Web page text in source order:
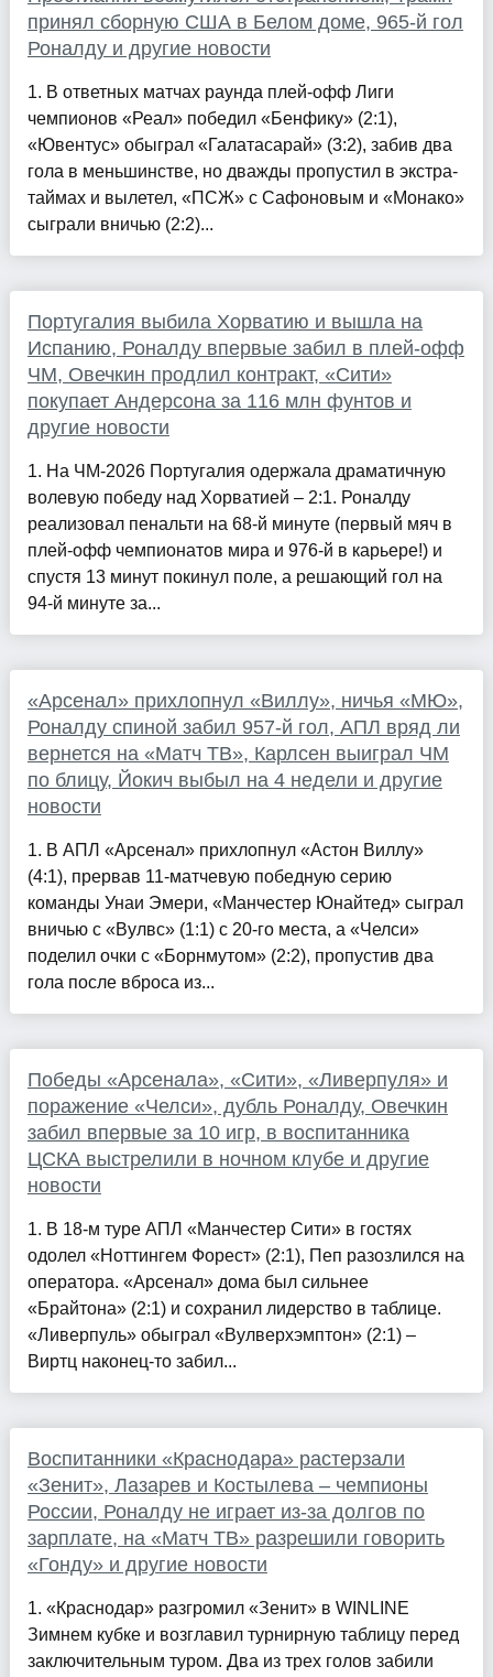
принял сборную США в Белом доме, 965-й гол
Роналду и другие новости
1. В ответных матчах раунда плей-офф Лиги
чемпионов «Реал» победил «Бенфику» (2:1),
«Ювентус» обыграл «Галатасарай» (3:2), забив два
гола в меньшинстве, но дважды пропустил в экстра-
таймах и вылетел, «ПСЖ» с Сафоновым и «Монако»
сыграли вничью (2:2)...
Португалия выбила Хорватию и вышла на
Испанию, Роналду впервые забил в плей-офф
ЧМ, Овечкин продлил контракт, «Сити»
покупает Андерсона за 116 млн фунтов и
другие новости
1. На ЧМ-2026 Португалия одержала драматичную
волевую победу над Хорватией – 2:1. Роналду
реализовал пенальти на 68-й минуте (первый мяч в
плей-офф чемпионатов мира и 976-й в карьере!) и
спустя 13 минут покинул поле, а решающий гол на
94-й минуте за...
«Арсенал» прихлопнул «Виллу», ничья «МЮ»,
Роналду спиной забил 957-й гол, АПЛ вряд ли
вернется на «Матч ТВ», Карлсен выиграл ЧМ
по блицу, Йокич выбыл на 4 недели и другие
новости
1. В АПЛ «Арсенал» прихлопнул «Астон Виллу»
(4:1), прервав 11-матчевую победную серию
команды Унаи Эмери, «Манчестер Юнайтед» сыграл
вничью с «Вулвс» (1:1) с 20-го места, а «Челси»
поделил очки с «Борнмутом» (2:2), пропустив два
гола после вброса из...
Победы «Арсенала», «Сити», «Ливерпуля» и
поражение «Челси», дубль Роналду, Овечкин
забил впервые за 10 игр, в воспитанника
ЦСКА выстрелили в ночном клубе и другие
новости
1. В 18-м туре АПЛ «Манчестер Сити» в гостях
одолел «Ноттингем Форест» (2:1), Пеп разозлился на
оператора. «Арсенал» дома был сильнее
«Брайтона» (2:1) и сохранил лидерство в таблице.
«Ливерпуль» обыграл «Вулверхэмптон» (2:1) –
Виртц наконец-то забил...
Воспитанники «Краснодара» растерзали
«Зенит», Лазарев и Костылева – чемпионы
России, Роналду не играет из-за долгов по
зарплате, на «Матч ТВ» разрешили говорить
«Гонду» и другие новости
1. «Краснодар» разгромил «Зенит» в WINLINE
Зимнем кубке и возглавил турнирную таблицу перед
заключительным туром. Два из трех голов забили